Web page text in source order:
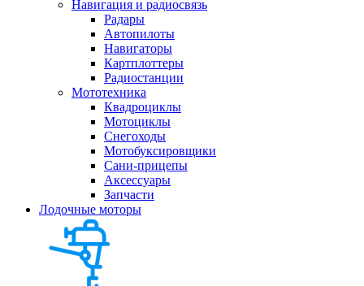
Навигация и радиосвязь
Радары
Автопилоты
Навигаторы
Картплоттеры
Радиостанции
Мототехника
Квадроциклы
Мотоциклы
Снегоходы
Мотобуксировщики
Сани-прицепы
Аксессуары
Запчасти
Лодочные моторы